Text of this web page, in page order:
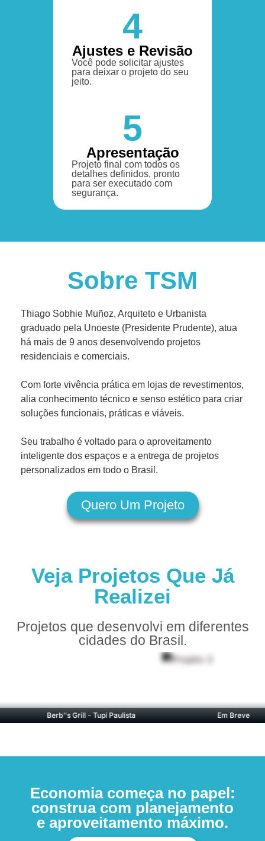
4
Ajustes e Revisão
Você pode solicitar ajustes
para deixar o projeto do seu
jeito.
5
Apresentação
Projeto final com todos os
detalhes definidos, pronto
para ser executado com
segurança.
Sobre TSM
Thiago Sobhie Muñoz, Arquiteto e Urbanista
graduado pela Unoeste (Presidente Prudente), atua
há mais de 9 anos desenvolvendo projetos
residenciais e comerciais.
Com forte vivência prática em lojas de revestimentos,
alia conhecimento técnico e senso estético para criar
soluções funcionais, práticas e viáveis.
Seu trabalho é voltado para o aproveitamento
inteligente dos espaços e a entrega de projetos
personalizados em todo o Brasil.
Quero Um Projeto
Veja Projetos Que Já
Realizei
Projetos que desenvolvi em diferentes
cidades do Brasil.
Berb''s Grill - Tupi Paulista Em Breve
Economia começa no papel:
construa com planejamento
e aproveitamento máximo.